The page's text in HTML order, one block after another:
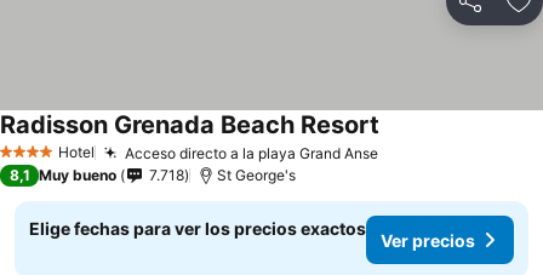
Compartir
4 EstrellasHotel Acceso directo a la playa Grand Anse
Radisson Grenada Beach Resort
8,1 Muy bueno 7.718 St George's
Elige fechas para ver los precios exactos
Ver precios